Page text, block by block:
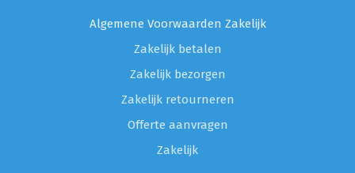
Algemene Voorwaarden Zakelijk
Zakelijk betalen
Zakelijk bezorgen
Zakelijk retourneren
Offerte aanvragen
Zakelijk